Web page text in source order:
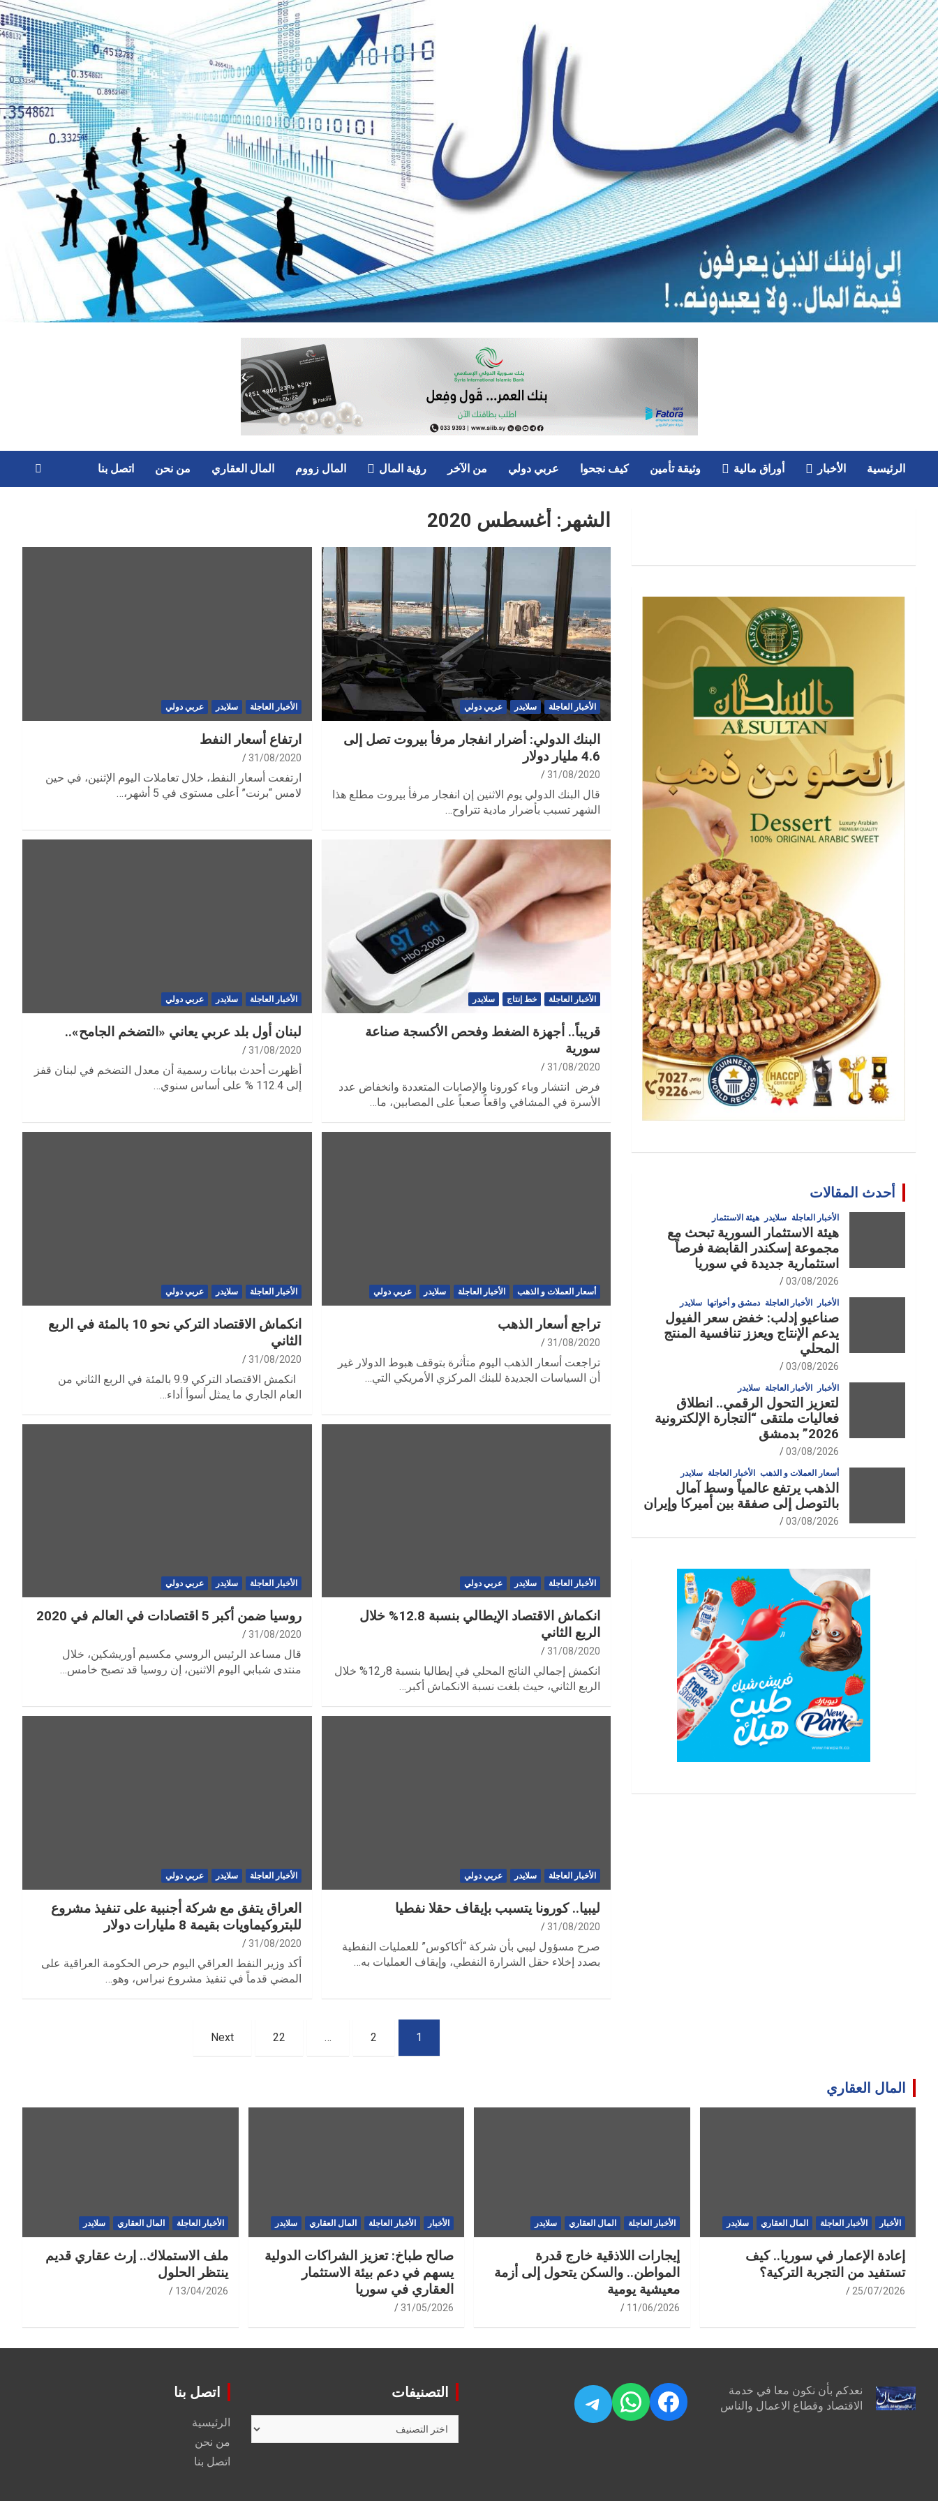
Skip
to
content
الرئيسية الأخبار أوراق مالية وثيقة تأمين كيف نجحوا عربي دولي من الآخر رؤية المال المال زووم المال العقاري من نحن اتصل بنا
الشهر: أغسطس 2020
الأخبار العاجلة سلايدر عربي دولي
البنك الدولي: أضرار انفجار مرفأ بيروت تصل إلى
4.6 مليار دولار
31/08/2020
قال البنك الدولي يوم الاثنين إن انفجار مرفأ بيروت مطلع هذا
الشهر تسبب بأضرار مادية تتراوح…
الأخبار العاجلة سلايدر عربي دولي
ارتفاع أسعار النفط
31/08/2020
ارتفعت أسعار النفط، خلال تعاملات اليوم الإثنين، في حين
لامس “برنت” أعلى مستوى في 5 أشهر،…
الأخبار العاجلة خط إنتاج سلايدر
قريباً.. أجهزة الضغط وفحص الأكسجة صناعة
سورية
31/08/2020
فرض انتشار وباء كورونا والإصابات المتعددة وانخفاض عدد
الأسرة في المشافي واقعاً صعباً على المصابين، ما…
الأخبار العاجلة سلايدر عربي دولي
لبنان أول بلد عربي يعاني «التضخم الجامح»..
31/08/2020
أظهرت أحدث بيانات رسمية أن معدل التضخم في لبنان قفز
إلى 112.4 % على أساس سنوي…
أسعار العملات و الذهب الأخبار العاجلة سلايدر عربي دولي
تراجع أسعار الذهب
31/08/2020
تراجعت أسعار الذهب اليوم متأثرة بتوقف هبوط الدولار غير
أن السياسات الجديدة للبنك المركزي الأمريكي التي…
الأخبار العاجلة سلايدر عربي دولي
انكماش الاقتصاد التركي نحو 10 بالمئة في الربع
الثاني
31/08/2020
انكمش الاقتصاد التركي 9.9 بالمئة في الربع الثاني من
العام الجاري ما يمثل أسوأ أداء…
الأخبار العاجلة سلايدر عربي دولي
انكماش الاقتصاد الإيطالي بنسبة 12.8% خلال
الربع الثاني
31/08/2020
انكمش إجمالي الناتج المحلي في إيطاليا بنسبة 8ر12% خلال
الربع الثاني، حيث بلغت نسبة الانكماش أكبر…
الأخبار العاجلة سلايدر عربي دولي
روسيا ضمن أكبر 5 اقتصادات في العالم في 2020
31/08/2020
قال مساعد الرئيس الروسي مكسيم أوريشكين، خلال
منتدى شبابي اليوم الاثنين، إن روسيا قد تصبح خامس…
الأخبار العاجلة سلايدر عربي دولي
ليبيا.. كورونا يتسبب بإيقاف حقلا نفطيا
31/08/2020
صرح مسؤول ليبي بأن شركة “أكاكوس” للعمليات النفطية
بصدد إخلاء حقل الشرارة النفطي، وإيقاف العمليات به…
الأخبار العاجلة سلايدر عربي دولي
العراق يتفق مع شركة أجنبية على تنفيذ مشروع
للبتروكيماويات بقيمة 8 مليارات دولار
31/08/2020
أكد وزير النفط العراقي اليوم حرص الحكومة العراقية على
المضي قدماً في تنفيذ مشروع نبراس، وهو…
1
2
…
22
Next
أحدث المقالات
الأخبار العاجلة سلايدر هيئة الاستثمار
هيئة الاستثمار السورية تبحث مع
مجموعة إسكندر القابضة فرصاً
استثمارية جديدة في سوريا
03/08/2026
الأخبار الأخبار العاجلة دمشق و أخواتها سلايدر
صناعيو إدلب: خفض سعر الفيول
يدعم الإنتاج ويعزز تنافسية المنتج
المحلي
03/08/2026
الأخبار الأخبار العاجلة سلايدر
لتعزيز التحول الرقمي.. انطلاق
فعاليات ملتقى “التجارة الإلكترونية
2026” بدمشق
03/08/2026
أسعار العملات و الذهب الأخبار العاجلة سلايدر
الذهب يرتفع عالمياً وسط آمال
بالتوصل إلى صفقة بين أميركا وإيران
03/08/2026
المال العقاري
الأخبار الأخبار العاجلة المال العقاري سلايدر
إعادة الإعمار في سوريا.. كيف
تستفيد من التجربة التركية؟
25/07/2026
الأخبار العاجلة المال العقاري سلايدر
إيجارات اللاذقية خارج قدرة
المواطن.. والسكن يتحول إلى أزمة
معيشية يومية
11/06/2026
الأخبار الأخبار العاجلة المال العقاري سلايدر
صالح طباخ: تعزيز الشراكات الدولية
يسهم في دعم بيئة الاستثمار
العقاري في سوريا
31/05/2026
الأخبار العاجلة المال العقاري سلايدر
ملف الاستملاك.. إرث عقاري قديم
ينتظر الحلول
13/04/2026
نعدكم بأن نكون معا في خدمة
الاقتصاد وقطاع الاعمال والناس
Facebook
WhatsApp
Telegram التصنيفات
التصنيفات
اتصل بنا
الرئيسية
من نحن
اتصل بنا